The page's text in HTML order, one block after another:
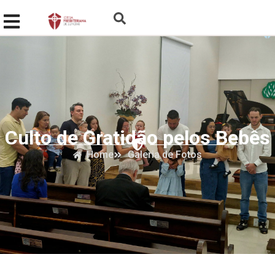
Culto de Gratidão pelos Bebês
Home Galeria de Fotos